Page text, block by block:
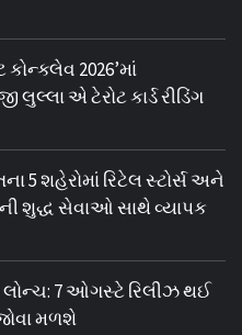
2026’માં
એ ટેરોટ કાર્ડ રીડિંગ
5 શહેરોમાં રિટેલ સ્ટોર્સ અને
શુદ્ધ સેવાઓ સાથે વ્યાપક
લોન્ચ: 7 ઓગસ્ટે રિલીઝ થઈ
મળશે